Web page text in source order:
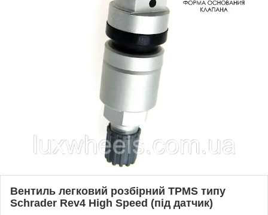
Вентиль легковий розбірний TPMS типу
Schrader Rev4 High Speed (під датчик)